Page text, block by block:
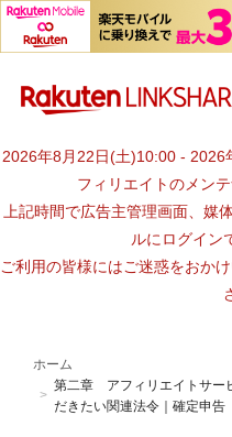
第二章 アフ
を利用するに
ただきたい関
2026年8月22日(土)10:00 - 2026
フィリエイトのメン
上記時間で広告主管理画面、媒
ルにログイン
ご利用の皆様にはご迷惑をおか
ホーム
第二章 アフィリエイトサー
だきたい関連法令｜確定申告